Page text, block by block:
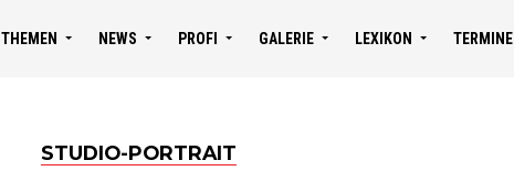
THEMEN NEWS PROFI GALERIE LEXIKON TERMINE
STUDIO-PORTRAIT